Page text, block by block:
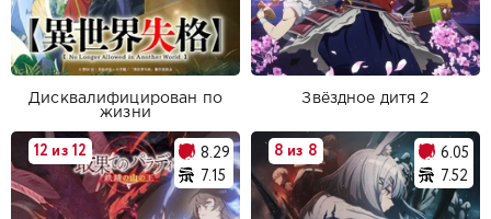
Дисквалифицирован по
жизни
Звёздное дитя 2
12 из 12
8.29
7.15
8 из 8
6.05
7.52